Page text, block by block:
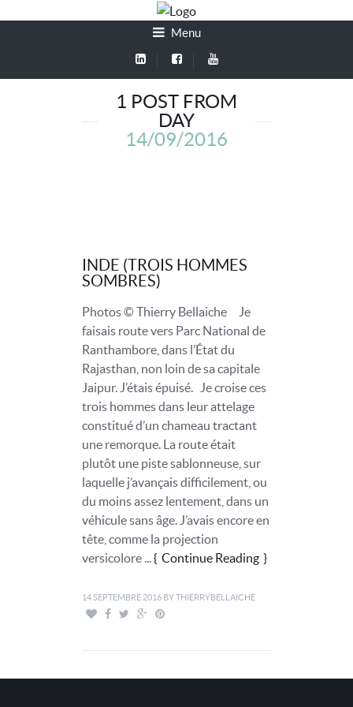
Menu
1 POST FROM
DAY
14/09/2016
SOMBRES)
Photos © Thierry Bellaiche Je
faisais route vers Parc National de
Ranthambore, dans l’État du
Rajasthan, non loin de sa capitale
Jaipur. J’étais épuisé. Je croise ces
trois hommes dans leur attelage
constitué d’un chameau tractant
une remorque. La route était
plutôt une piste sablonneuse, sur
laquelle j’avançais difficilement, ou
du moins assez lentement, dans un
véhicule sans âge. J’avais encore en
tête, comme la projection
versicolore ...
Continue Reading
14 SEPTEMBRE 2016 BYTHIERRYBELLAICHE